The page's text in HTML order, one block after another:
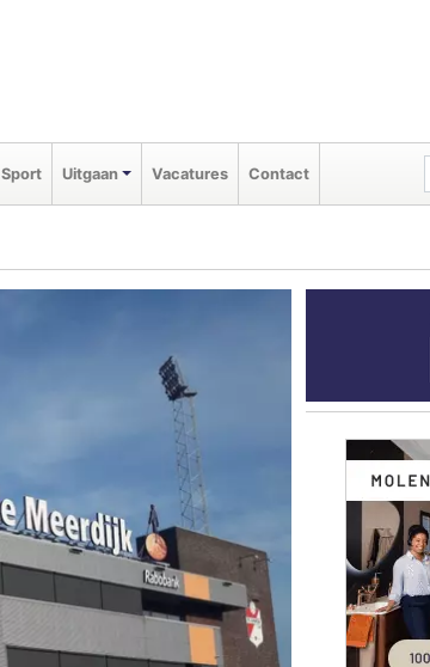
Sport Uitgaan Vacatures Contact